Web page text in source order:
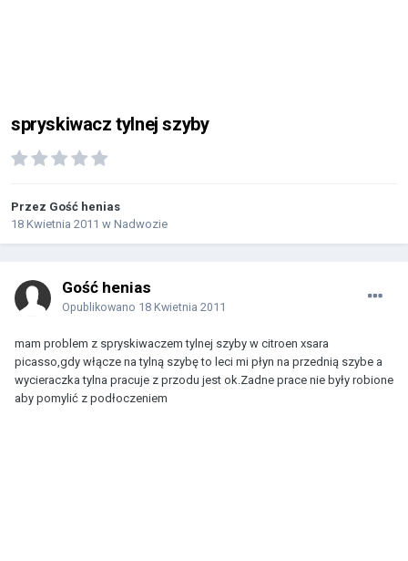
spryskiwacz tylnej szyby
Przez Gość henias
18 Kwietnia 2011 w Nadwozie
Gość henias
Opublikowano 18 Kwietnia 2011
mam problem z spryskiwaczem tylnej szyby w citroen xsara
picasso,gdy włącze na tylną szybę to leci mi płyn na przednią szybe a
wycieraczka tylna pracuje z przodu jest ok.Zadne prace nie były robione
aby pomylić z podłoczeniem